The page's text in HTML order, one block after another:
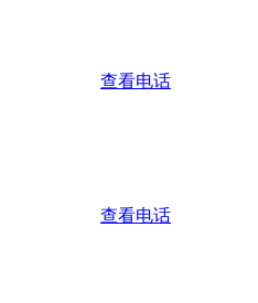
查看电话
查看电话